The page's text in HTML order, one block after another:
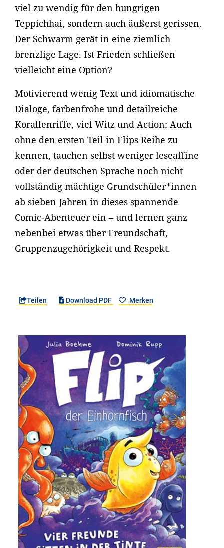
viel zu wendig für den hungrigen
Teppichhai, sondern auch äußerst gerissen.
Der Schwarm gerät in eine ziemlich
brenzlige Lage. Ist Frieden schließen
vielleicht eine Option?
Motivierend wenig Text und idiomatische
Dialoge, farbenfrohe und detailreiche
Korallenriffe, viel Witz und Action: Auch
ohne den ersten Teil in Flips Reihe zu
kennen, tauchen selbst weniger leseaffine
oder der deutschen Sprache noch nicht
vollständig mächtige Grundschüler*innen
ab sieben Jahren in dieses spannende
Comic-Abenteuer ein – und lernen ganz
nebenbei etwas über Freundschaft,
Gruppenzugehörigkeit und Respekt.
Teilen Download PDF Merken